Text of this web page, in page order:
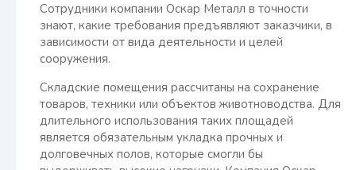
Сотрудники компании Оскар Металл в точности
знают, какие требования предъявляют заказчики, в
зависимости от вида деятельности и целей
сооружения.
Складские помещения рассчитаны на сохранение
товаров, техники или объектов животноводства. Для
длительного использования таких площадей
является обязательным укладка прочных и
долговечных полов, которые смогли бы